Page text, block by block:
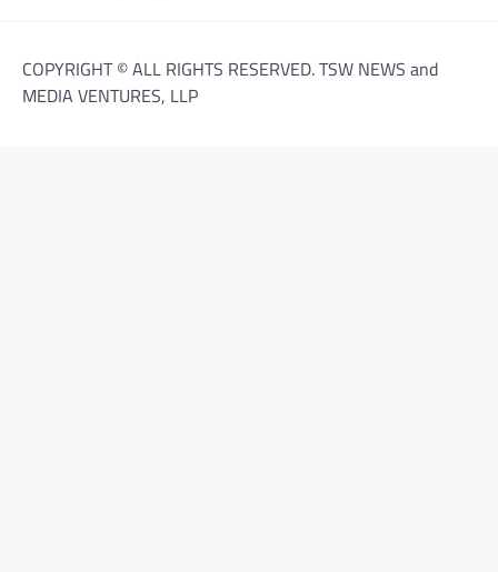
COPYRIGHT © ALL RIGHTS RESERVED. TSW NEWS and
MEDIA VENTURES, LLP